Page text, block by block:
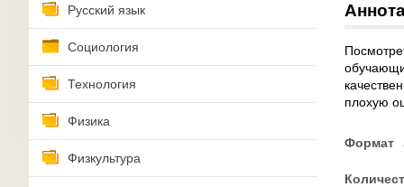
Русский язык
Социология
Технология
Физика
Физкультура
плохую
Формат